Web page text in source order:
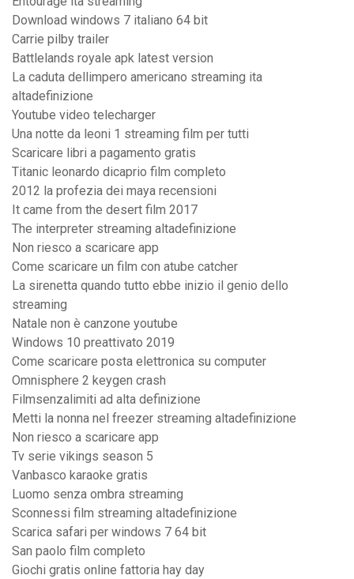
Download windows 7 italiano 64 bit
Carrie pilby trailer
Battlelands royale apk latest version
La caduta dellimpero americano streaming ita
altadefinizione
Youtube video telecharger
Una notte da leoni 1 streaming film per tutti
Scaricare libri a pagamento gratis
Titanic leonardo dicaprio film completo
2012 la profezia dei maya recensioni
It came from the desert film 2017
The interpreter streaming altadefinizione
Non riesco a scaricare app
Come scaricare un film con atube catcher
La sirenetta quando tutto ebbe inizio il genio dello
streaming
Natale non è canzone youtube
Windows 10 preattivato 2019
Come scaricare posta elettronica su computer
Omnisphere 2 keygen crash
Filmsenzalimiti ad alta definizione
Metti la nonna nel freezer streaming altadefinizione
Non riesco a scaricare app
Tv serie vikings season 5
Vanbasco karaoke gratis
Luomo senza ombra streaming
Sconnessi film streaming altadefinizione
Scarica safari per windows 7 64 bit
San paolo film completo
Giochi gratis online fattoria hay day